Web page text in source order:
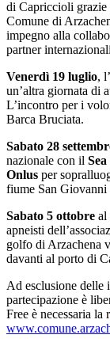
di Capriccioli grazie
Comune di
impegno alla
partner
Venerdì 19 luglio,
un’altra giornata di
L’incontro per i
Barca Bruciata.
Sabato 28
nazionale con il
Onlus per
fiume San Giovanni
Sabato 5 ottobre al
apneisti
golfo di Arzachena
davanti al porto di
Ad esclusione delle
partecipazione è
Free è necessaria la